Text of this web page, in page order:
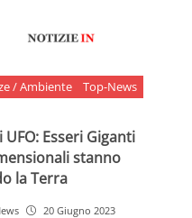
/ Ambiente Top-News
UFO: Esseri Giganti
stanno
la Terra
20 Giugno 2023